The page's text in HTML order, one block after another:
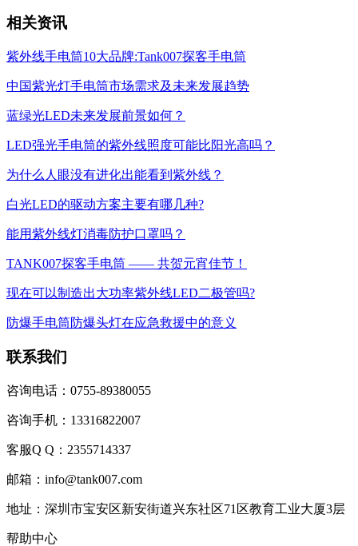
相关资讯
紫外线手电筒10大品牌:Tank007探客手电筒
中国紫光灯手电筒市场需求及未来发展趋势
蓝绿光LED未来发展前景如何？
LED强光手电筒的紫外线照度可能比阳光高吗？
为什么人眼没有进化出能看到紫外线？
白光LED的驱动方案主要有哪几种?
能用紫外线灯消毒防护口罩吗？
TANK007探客手电筒 —— 共贺元宵佳节！
现在可以制造出大功率紫外线LED二极管吗?
防爆手电筒防爆头灯在应急救援中的意义
联系我们
咨询电话：0755-89380055
咨询手机：13316822007
客服Q Q：2355714337
邮箱：info@tank007.com
地址：深圳市宝安区新安街道兴东社区71区教育工业大厦3层
帮助中心